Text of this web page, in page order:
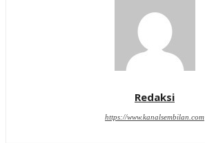
Redaksi
https://www.kanalsembilan.com